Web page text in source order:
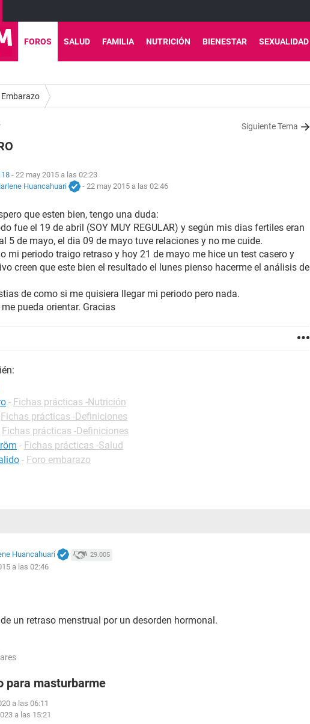
FOROS SALUD FAMILIA NUTRICIÓN BIENESTAR SEXUALIDAD
Embarazo
Siguiente Tema
- 22 may 2015 a las 02:23
Huancahuari
- 22 may 2015 a las 02:46
que esten bien, tengo una duda:
fue el 19 de abril (SOY MUY REGULAR) y según mis dias fertiles eran
5 de mayo, el dia 09 de mayo tuve relaciones y no me cuide.
mi periodo traigo retraso y hoy 21 de mayo me hice un test casero y
creen que este bien el resultado el lunes pienso hacerme el análisis de
de como si me quisiera llegar mi periodo pero nada.
pueda orientar. Gracias
- Fichas prácticas -Nutrición
Fichas prácticas -Definiciones
Fichas prácticas -Definiciones
- Fichas prácticas -Salud
- Foro embarazo
Huancahuari 29.005
a las 02:46
un retraso menstrual por un desorden hormonal.
para masturbarme
a las 06:11
a las 15:21